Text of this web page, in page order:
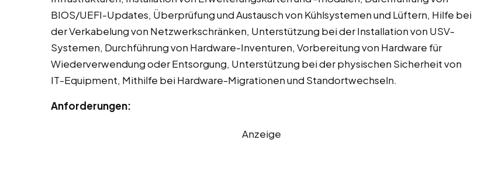
BIOS/UEFI-Updates, Überprüfung und Austausch von Kühlsystemen und Lüftern, Hilfe bei
der Verkabelung von Netzwerkschränken, Unterstützung bei der Installation von USV-
Systemen, Durchführung von Hardware-Inventuren, Vorbereitung von Hardware für
Wiederverwendung oder Entsorgung, Unterstützung bei der physischen Sicherheit von
IT-Equipment, Mithilfe bei Hardware-Migrationen und Standortwechseln.
Anforderungen:
Anzeige